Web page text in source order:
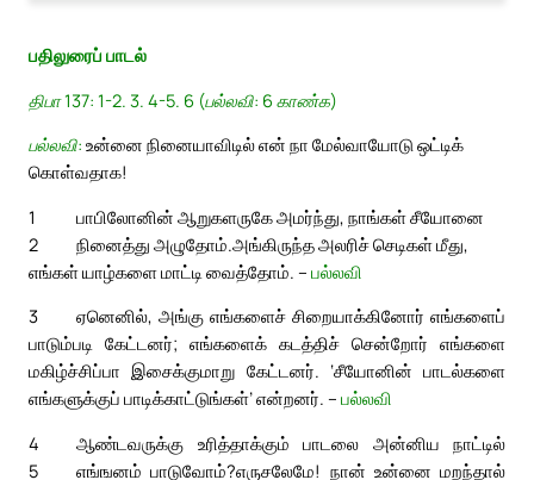
பதிலுரைப் பாடல்
திபா 137: 1-2. 3. 4-5. 6 (பல்லவி: 6 காண்க)
பல்லவி: உன்னை நினையாவிடில் என் நா மேல்வாயோடு ஒட்டிக்
கொள்வதாக!
1
பாபிலோனின் ஆறுகளருகே அமர்ந்து, நாங்கள் சீயோனை
நினைத்து அழுதோம்.
2
அங்கிருந்த அலரிச் செடிகள் மீது,
எங்கள் யாழ்களை மாட்டி வைத்தோம். – பல்லவி
3
ஏனெனில், அங்கு எங்களைச் சிறையாக்கினோர் எங்களைப்
பாடும்படி கேட்டனர்; எங்களைக் கடத்திச் சென்றோர் எங்களை
மகிழ்ச்சிப்பா இசைக்குமாறு கேட்டனர். ‘சீயோனின் பாடல்களை
எங்களுக்குப் பாடிக்காட்டுங்கள்’ என்றனர். – பல்லவி
4
ஆண்டவருக்கு உரித்தாக்கும் பாடலை அன்னிய நாட்டில்
எங்ஙனம் பாடுவோம்?
5 எருசலேமே! நான் உன்னை மறந்தால்